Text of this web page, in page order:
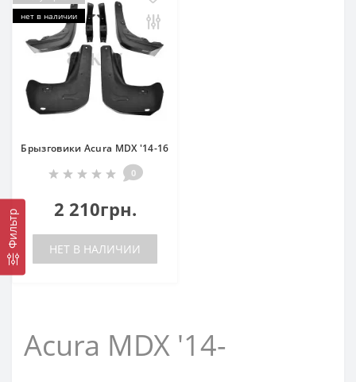
Фильтр
нет в наличии
Брызговики Acura MDX '14-16
0
2 210грн.
НЕТ В НАЛИЧИИ
Acura MDX '14-